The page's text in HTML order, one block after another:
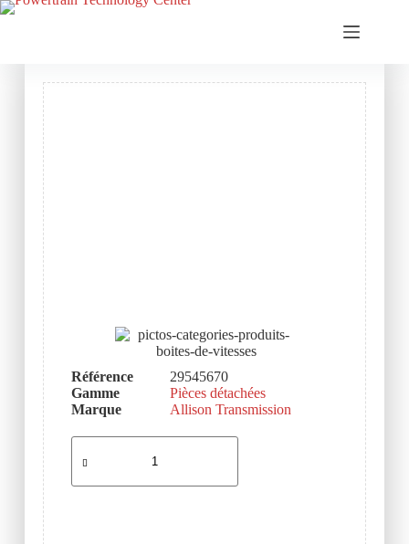
Référence
29545670
Gamme
Pièces détachées
Marque
Allison Transmission